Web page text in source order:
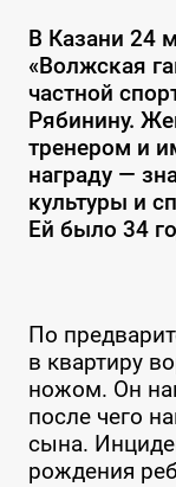
В Казани 24
«Волжская
частной
Рябинину.
тренером и
награду —
культуры и
Ей было 34
По
в квартиру
ножом. Он
после чего
сына.
рождения